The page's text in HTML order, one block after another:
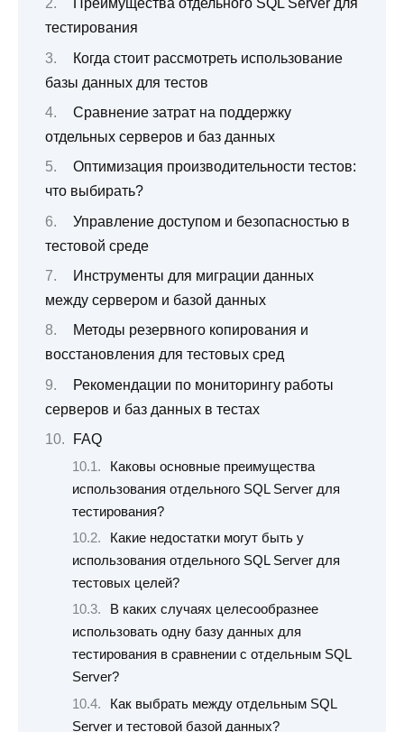
Преимущества отдельного SQL Server для
тестирования
Когда стоит рассмотреть использование
базы данных для тестов
Сравнение затрат на поддержку
отдельных серверов и баз данных
Оптимизация производительности тестов:
что выбирать?
Управление доступом и безопасностью в
тестовой среде
Инструменты для миграции данных
между сервером и базой данных
Методы резервного копирования и
восстановления для тестовых сред
Рекомендации по мониторингу работы
серверов и баз данных в тестах
FAQ
Каковы основные преимущества
использования отдельного SQL Server для
тестирования?
Какие недостатки могут быть у
использования отдельного SQL Server для
тестовых целей?
В каких случаях целесообразнее
использовать одну базу данных для
тестирования в сравнении с отдельным SQL
Server?
Как выбрать между отдельным SQL
Server и тестовой базой данных?